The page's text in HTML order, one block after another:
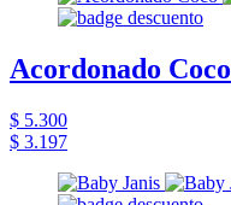
Acordonado Coco
$ 5.300
$ 3.197